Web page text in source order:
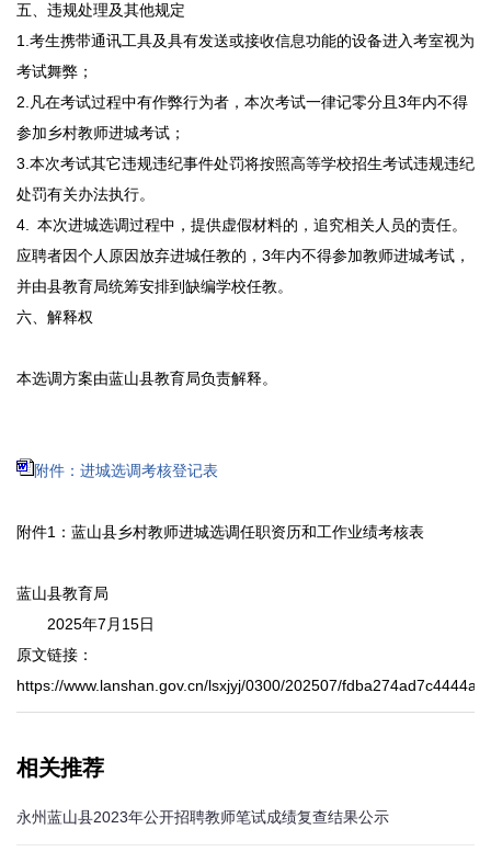
五、违规处理及其他规定
1.考生携带通讯工具及具有发送或接收信息功能的设备进入考室视为
考试舞弊；
2.凡在考试过程中有作弊行为者，本次考试一律记零分且3年内不得
参加乡村教师进城考试；
3.本次考试其它违规违纪事件处罚将按照高等学校招生考试违规违纪
处罚有关办法执行。
4. 本次进城选调过程中，提供虚假材料的，追究相关人员的责任。
应聘者因个人原因放弃进城任教的，3年内不得参加教师进城考试，
并由县教育局统筹安排到缺编学校任教。
六、解释权
本选调方案由蓝山县教育局负责解释。
附件：进城选调考核登记表
附件1：蓝山县乡村教师进城选调任职资历和工作业绩考核表
蓝山县教育局
2025年7月15日
原文链接：
https://www.lanshan.gov.cn/lsxjyj/0300/202507/
相关推荐
永州蓝山县2023年公开招聘教师笔试成绩复查结果公示